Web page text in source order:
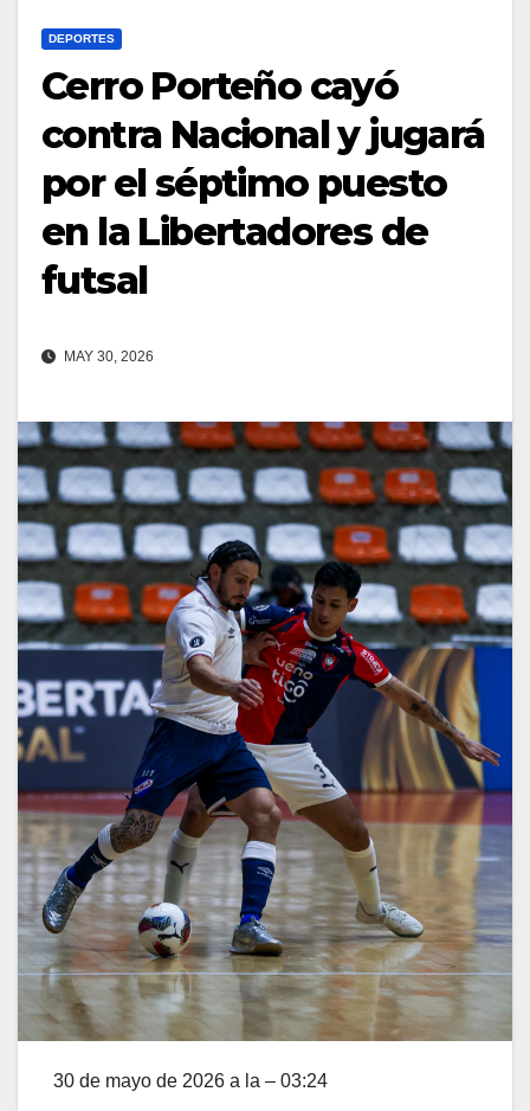
DEPORTES
Cerro Porteño cayó
contra Nacional y jugará
por el séptimo puesto
en la Libertadores de
futsal
MAY 30, 2026
30 de mayo de 2026 a la – 03:24